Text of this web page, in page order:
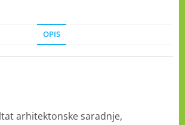
OPIS
arhitektonske saradnje,